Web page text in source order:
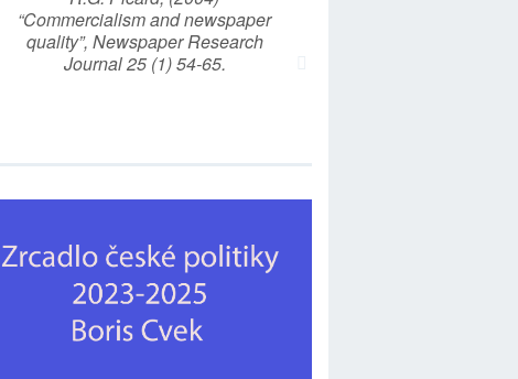
“Commercialism and newspaper
quality”, Newspaper Research
Journal 25 (1) 54-65.